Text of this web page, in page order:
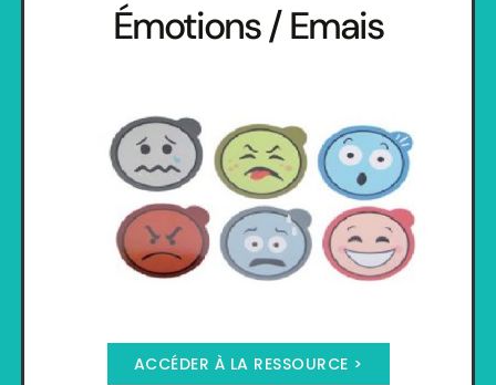
Émotions / Emais
ACCÉDER À LA RESSOURCE >